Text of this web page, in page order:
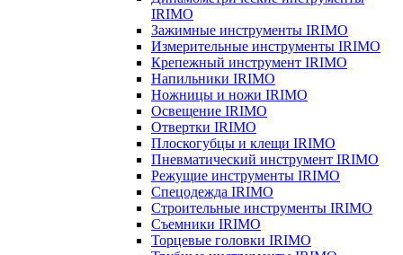
IRIMO
Зажимные инструменты IRIMO
Измерительные инструменты IRIMO
Крепежный инструмент IRIMO
Напильники IRIMO
Ножницы и ножи IRIMO
Освещение IRIMO
Отвертки IRIMO
Плоскогубцы и клещи IRIMO
Пневматический инструмент IRIMO
Режущие инструменты IRIMO
Спецодежда IRIMO
Строительные инструменты IRIMO
Съемники IRIMO
Торцевые головки IRIMO